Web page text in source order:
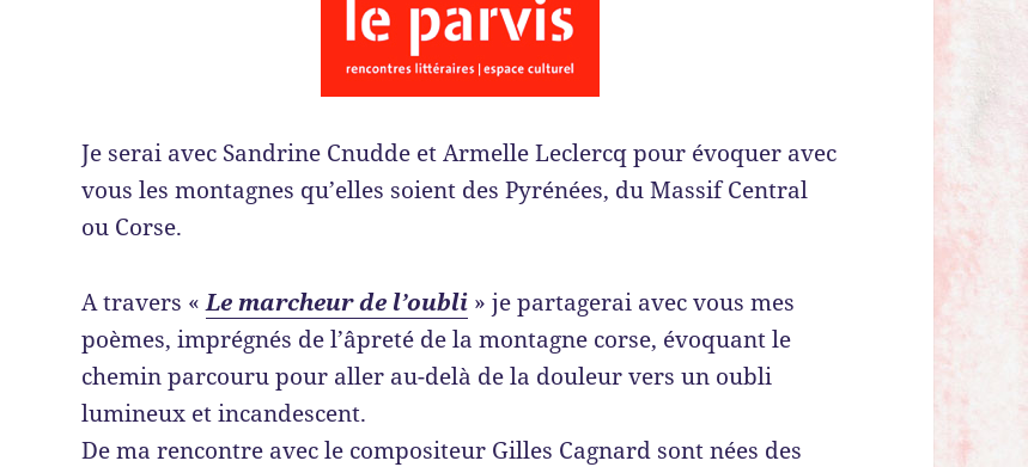
Je serai avec Sandrine Cnudde et Armelle Leclercq pour évoquer avec
vous les montagnes qu’elles soient des Pyrénées, du Massif Central
ou Corse.
A travers «Le marcheur de l’oubli » je partagerai avec vous mes
poèmes, imprégnés de l’âpreté de la montagne corse, évoquant le
chemin parcouru pour aller au-delà de la douleur vers un oubli
lumineux et incandescent.
De ma rencontre avec le compositeur Gilles Cagnard sont nées des